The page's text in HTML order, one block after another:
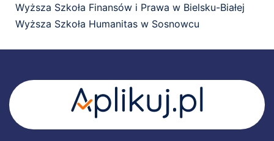
Wyższa Szkoła Finansów i Prawa w Bielsku-Białej
Wyższa Szkoła Humanitas w Sosnowcu